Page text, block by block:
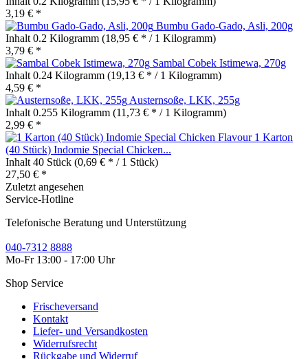
3,19 € *
Bumbu Gado-Gado, Asli, 200g
Inhalt 0.2 Kilogramm (18,95 € * / 1 Kilogramm)
3,79 € *
Sambal Cobek Istimewa, 270g
Inhalt 0.24 Kilogramm (19,13 € * / 1 Kilogramm)
4,59 € *
Austernsoße, LKK, 255g
Inhalt 0.255 Kilogramm (11,73 € * / 1 Kilogramm)
2,99 € *
1 Karton
(40 Stück) Indomie Special Chicken...
Inhalt 40 Stück (0,69 € * / 1 Stück)
27,50 € *
Zuletzt angesehen
Service-Hotline
Telefonische Beratung und Unterstützung
040-7312 8888
Mo-Fr 13:00 - 17:00 Uhr
Shop Service
Frischeversand
Kontakt
Liefer- und Versandkosten
Widerrufsrecht
Rückgabe und Widerruf